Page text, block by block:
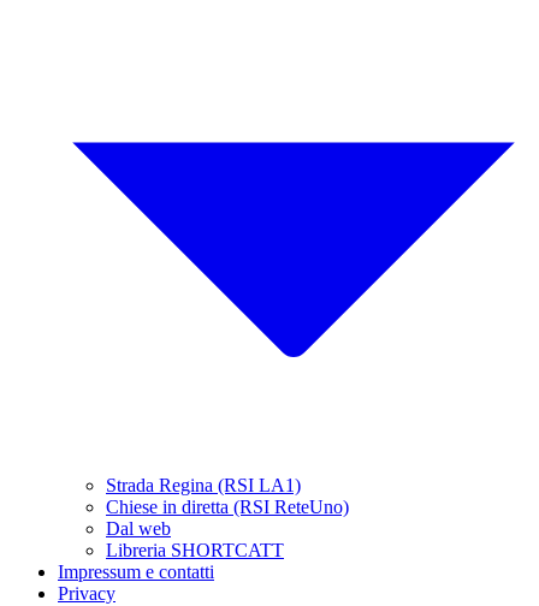
Strada Regina (RSI LA1)
Chiese in diretta (RSI ReteUno)
Dal web
Libreria SHORTCATT
Impressum e contatti
Privacy